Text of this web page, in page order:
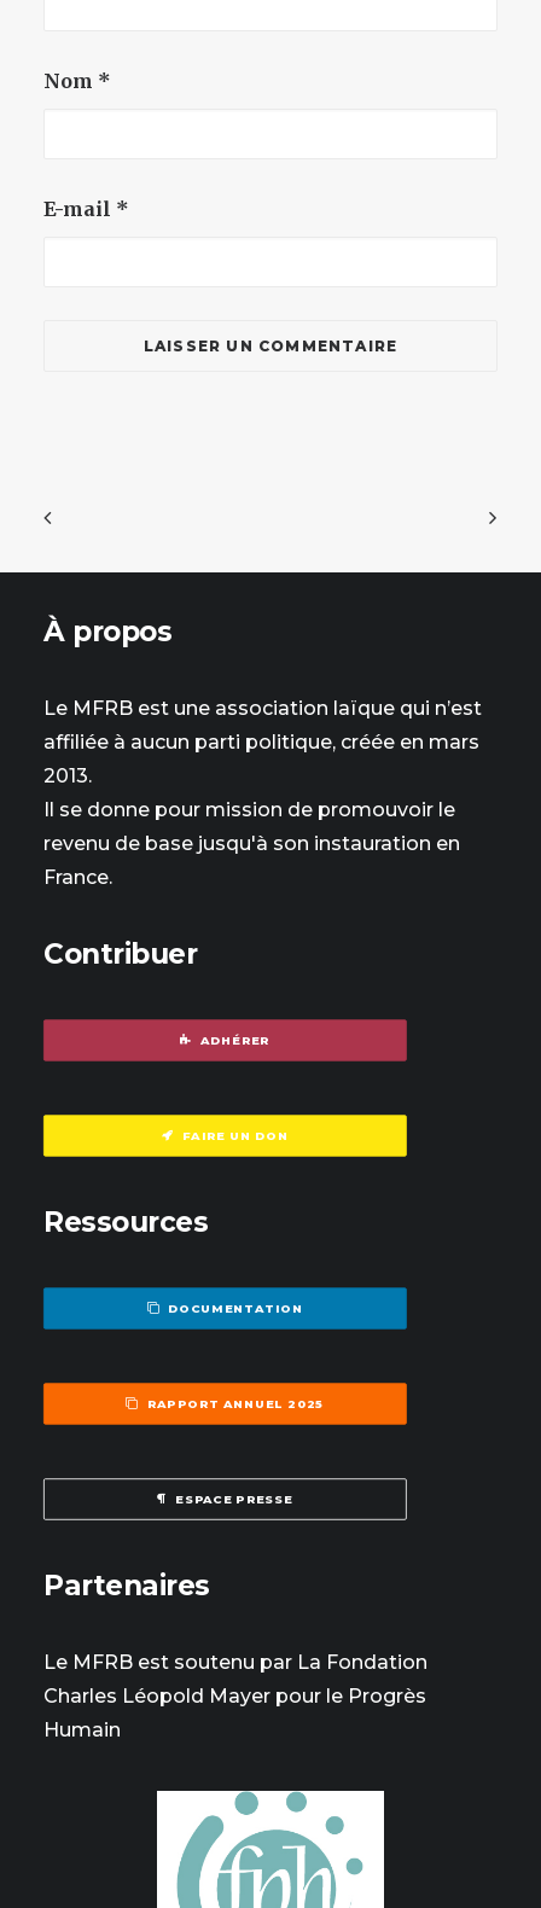
Nom *
E-mail *
À propos
Le MFRB est une association laïque qui n’est
affiliée à aucun parti politique, créée en mars
2013.
Il se donne pour mission de promouvoir le
revenu de base jusqu'à son instauration en
France.
Contribuer
ADHÉRER
FAIRE UN DON
Ressources
DOCUMENTATION
RAPPORT ANNUEL 2025
ESPACE PRESSE
Partenaires
Le MFRB est soutenu par La Fondation
Charles Léopold Mayer pour le Progrès
Humain